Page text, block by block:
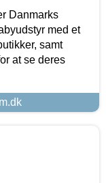
Danmarks
med et
samt
at se deres